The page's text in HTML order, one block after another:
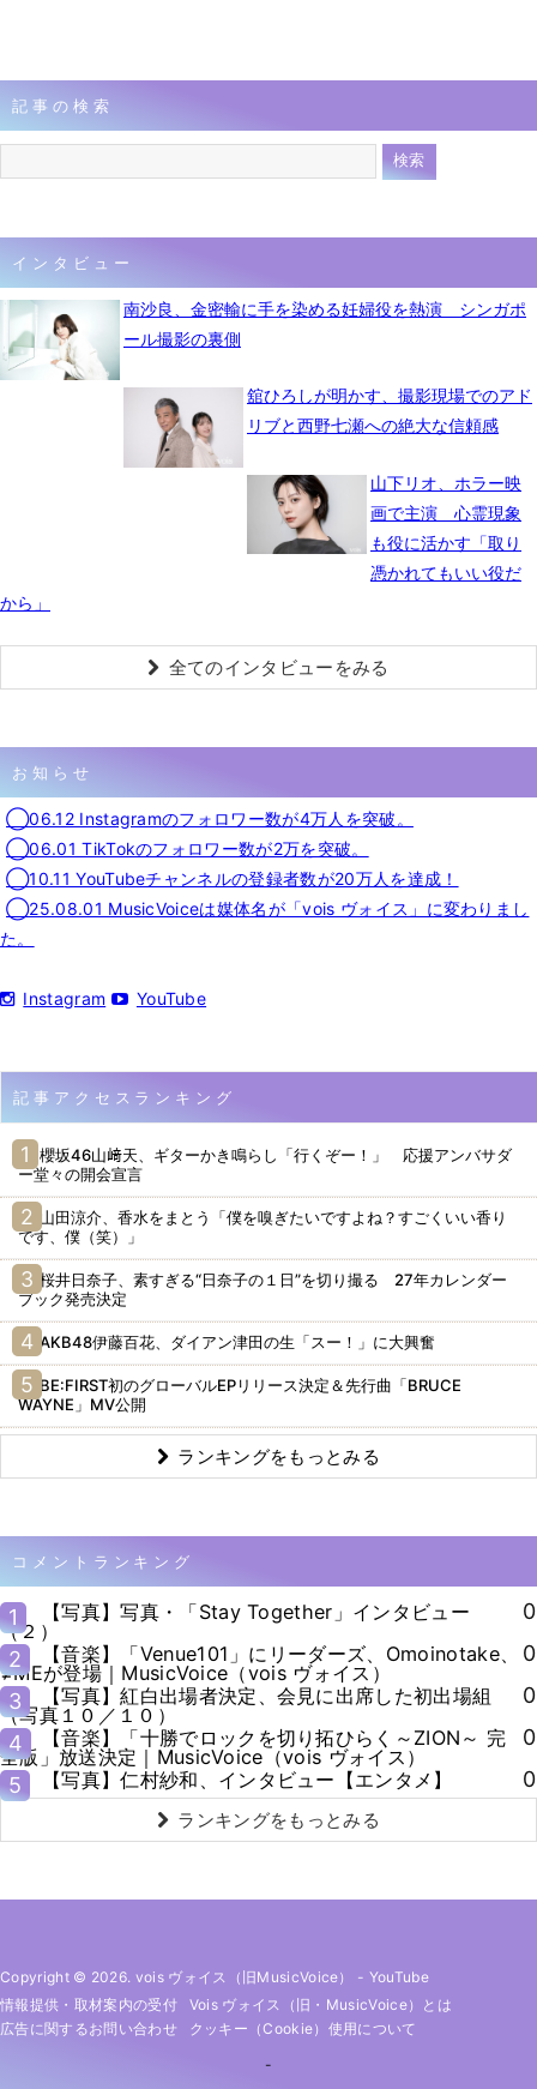
記事の検索
インタビュー
南沙良、金密輸に手を染める妊婦役を熱演 シンガポ
ール撮影の裏側
舘ひろしが明かす、撮影現場でのアド
リブと西野七瀬への絶大な信頼感
山下リオ、ホラー映
画で主演 心霊現象
も役に活かす「取り
憑かれてもいい役だ
から」
全てのインタビューをみる
お知らせ
◯06.12 Instagramのフォロワー数が4万人を突破。
◯06.01 TikTokのフォロワー数が2万を突破。
◯10.11 YouTubeチャンネルの登録者数が20万人を達成！
◯25.08.01 MusicVoiceは媒体名が「vois ヴォイス」に変わりまし
た。
Instagram YouTube
記事アクセスランキング
櫻坂46山﨑天、ギターかき鳴らし「行くぞー！」 応援アンバサダ
ー堂々の開会宣言
山田涼介、香水をまとう「僕を嗅ぎたいですよね？すごくいい香り
です、僕（笑）」
桜井日奈子、素すぎる“日奈子の１日”を切り撮る 27年カレンダー
ブック発売決定
AKB48伊藤百花、ダイアン津田の生「スー！」に大興奮
BE:FIRST初のグローバルEPリリース決定＆先行曲「BRUCE
WAYNE」MV公開
ランキングをもっとみる
コメントランキング
1
【写真】写真・「Stay Together」インタビュー
（２）
0
2
【音楽】「Venue101」にリーダーズ、Omoinotake、
≠MEが登場｜MusicVoice（vois ヴォイス）
0
3
【写真】紅白出場者決定、会見に出席した初出場組
（写真１０／１０）
0
4
【音楽】「十勝でロックを切り拓ひらく～ZION～ 完
全版」放送決定｜MusicVoice（vois ヴォイス）
0
5
【写真】仁村紗和、インタビュー【エンタメ】 0
ランキングをもっとみる
Copyright © 2026. vois ヴォイス（旧MusicVoice） - YouTube
情報提供・取材案内の受付
Vois ヴォイス（旧・MusicVoice）とは
広告に関するお問い合わせ
クッキー（cookie）使用について
-